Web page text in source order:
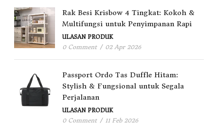
Rak Besi Krisbow 4 Tingkat: Kokoh &
Multifungsi untuk Penyimpanan Rapi
ULASAN PRODUK
0 Comment / 02 Apr 2026
Passport Ordo Tas Duffle Hitam:
Stylish & Fungsional untuk Segala
Perjalanan
ULASAN PRODUK
0 Comment / 11 Feb 2026